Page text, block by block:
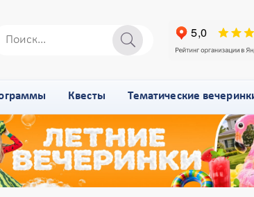
Квесты Тематические